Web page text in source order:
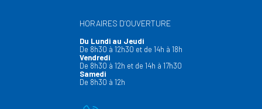
HORAIRES D’OUVERTURE
Du Lundi au Jeudi
De 8h30 à 12h30 et de 14h à 18h
Vendredi
De 8h30 à 12h et de 14h à 17h30
Samedi
De 8h30 à 12h